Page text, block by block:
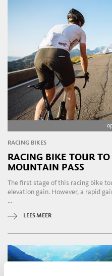
RACING BIKES
RACING BIKE TOUR
MOUNTAIN PASS
The first stage of this racing bike
elevation gain. However, a rapid
...
LEES MEER